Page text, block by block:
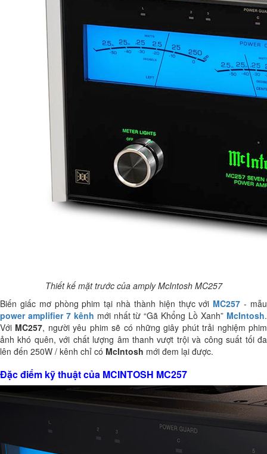
Thiết kế mặt trước của amply McIntosh MC257
Biến giấc mơ phòng phim tại nhà thành hiện thực với MC257 - mẫu
power amplifier 7 kênh mới nhất từ “Gã Khổng Lồ Xanh” McIntosh.
Với MC257, người yêu phim sẽ có những giây phút trải nghiệm phim
ảnh khó quên, với chất lượng âm thanh vượt trội và công suất tối đa
lên đến 250W / kênh chỉ có McIntosh mới đem lại được.
Đặc điểm kỹ thuật của MCINTOSH MC257